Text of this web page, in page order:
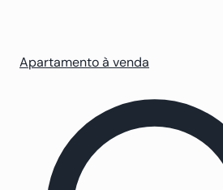
Apartamento à venda